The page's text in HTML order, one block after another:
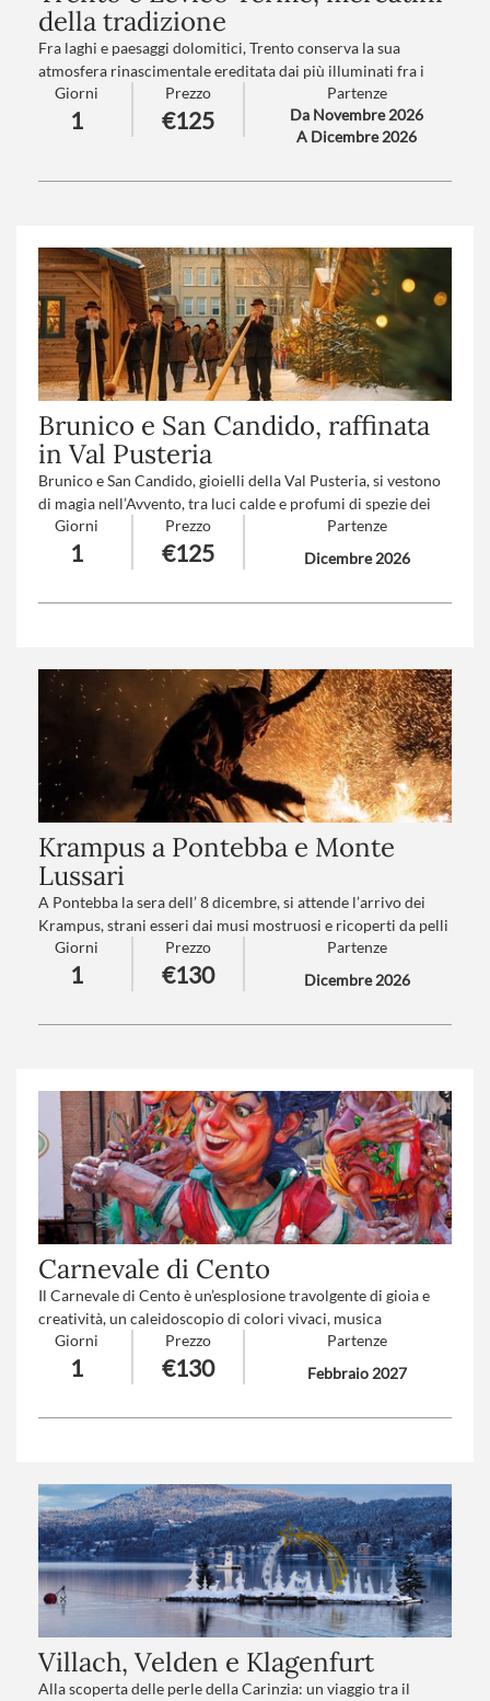
della tradizione
Fra laghi e paesaggi dolomitici, Trento conserva la sua
atmosfera rinascimentale ereditata dai più illuminati fra i
Principi Vescovi.
Levico vi trasporterà in un mondo incantato grazie al suo
lago e ai suoi mercatini nel Parco delle Terme degli Asburgo…
Giorni
1
Prezzo
€125
Partenze
Da Novembre 2026
A Dicembre 2026
Brunico e San Candido, raffinata
in Val Pusteria
Brunico e San Candido, gioielli della Val Pusteria, si vestono
di magia nell’Avvento, tra luci calde e profumi di spezie dei
mercatini di Natale. Per chi ama gli ambienti da favola,
l’atmosfera romantica e il buongusto dell’Alto Adige.
Trattamento: Pranzo in ristorante
Giorni
1
Prezzo
€125
Partenze
Dicembre 2026
Krampus a Pontebba e Monte
Lussari
A Pontebba la sera dell’ 8 dicembre, si attende l’arrivo dei
Krampus, strani esseri dai musi mostruosi e ricoperti da pelli
e pellicce, in una rumorosa sfilata la cui tradizione si perde
nella notte dei tempi.
Trattamento:Pranzo in ristorante
Giorni
1
Prezzo
€130
Partenze
Dicembre 2026
Carnevale di Cento
Il Carnevale di Cento è un’esplosione travolgente di gioia e
creatività, un caleidoscopio di colori vivaci, musica
coinvolgente e sorrisi contagiosi. Qui la tradizione prende
vita in forme sorprendenti, tra carri maestosi e travestimenti
fantasiosi, trasformando ogni cuore in un bambino che si
Trattamento*: Pranzo in ristorante
Giorni
1
Prezzo
€130
Partenze
Febbraio 2027
Villach, Velden e Klagenfurt
Alla scoperta delle perle della Carinzia: un viaggio tra il